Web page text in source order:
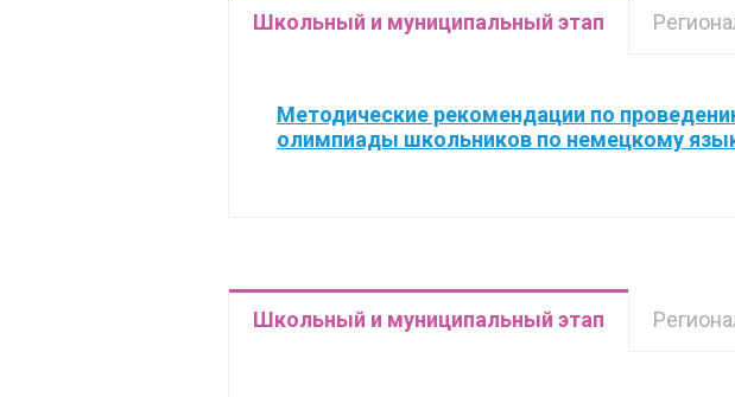
Школьный и муниципальный этап
Методические рекомендации по
олимпиады школьников по немецкому
Школьный и муниципальный этап